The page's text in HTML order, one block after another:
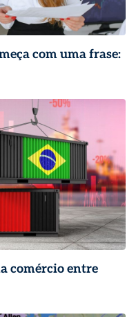
com uma frase:
comércio entre